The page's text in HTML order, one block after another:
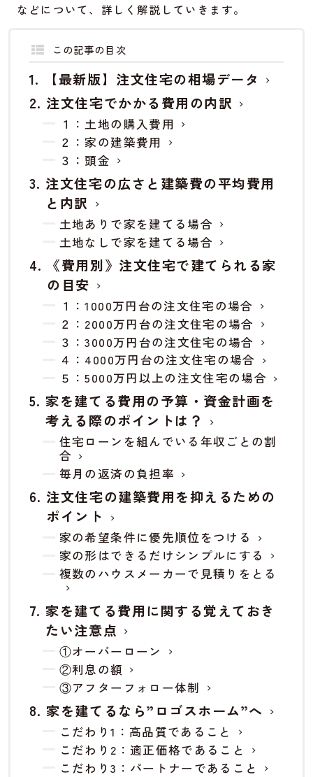
などについて、詳しく解説していきます。
この記事の目次
【最新版】注文住宅の相場データ
注文住宅でかかる費用の内訳
１：土地の購入費用
２：家の建築費用
３：頭金
注文住宅の広さと建築費の平均費用
と内訳
土地ありで家を建てる場合
土地なしで家を建てる場合
《費用別》注文住宅で建てられる家
の目安
１：1000万円台の注文住宅の場合
２：2000万円台の注文住宅の場合
３：3000万円台の注文住宅の場合
４：4000万円台の注文住宅の場合
５：5000万円以上の注文住宅の場合
家を建てる費用の予算・資金計画を
考える際のポイントは？
住宅ローンを組んでいる年収ごとの割
合
毎月の返済の負担率
注文住宅の建築費用を抑えるための
ポイント
家の希望条件に優先順位をつける
家の形はできるだけシンプルにする
複数のハウスメーカーで見積りをとる
家を建てる費用に関する覚えておき
たい注意点
①オーバーローン
②利息の額
③アフターフォロー体制
家を建てるなら”ロゴスホーム”へ
こだわり1：高品質であること
こだわり2：適正価格であること
こだわり3：パートナーであること